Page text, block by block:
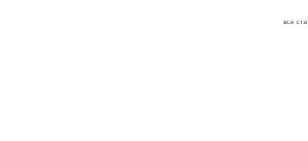
все